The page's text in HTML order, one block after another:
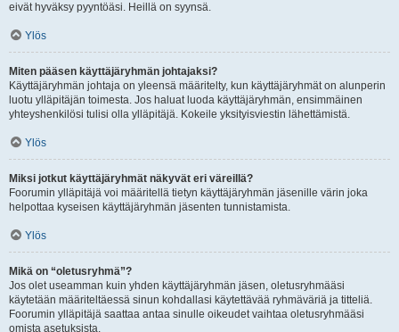
eivät hyväksy pyyntöäsi. Heillä on syynsä.
Ylös
Miten pääsen käyttäjäryhmän johtajaksi?
Käyttäjäryhmän johtaja on yleensä määritelty, kun käyttäjäryhmät on alunperin
luotu ylläpitäjän toimesta. Jos haluat luoda käyttäjäryhmän, ensimmäinen
yhteyshenkilösi tulisi olla ylläpitäjä. Kokeile yksityisviestin lähettämistä.
Ylös
Miksi jotkut käyttäjäryhmät näkyvät eri väreillä?
Foorumin ylläpitäjä voi määritellä tietyn käyttäjäryhmän jäsenille värin joka
helpottaa kyseisen käyttäjäryhmän jäsenten tunnistamista.
Ylös
Mikä on “oletusryhmä”?
Jos olet useamman kuin yhden käyttäjäryhmän jäsen, oletusryhmääsi
käytetään määriteltäessä sinun kohdallasi käytettävää ryhmäväriä ja titteliä.
Foorumin ylläpitäjä saattaa antaa sinulle oikeudet vaihtaa oletusryhmääsi
omista asetuksista.